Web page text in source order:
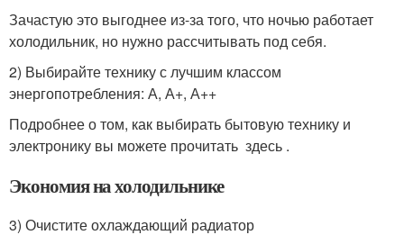
Зачастую это выгоднее из-за того, что ночью работает
холодильник, но нужно рассчитывать под себя.
2) Выбирайте технику с лучшим классом
энергопотребления: А, А+, А++
Подробнее о том, как выбирать бытовую технику и
электронику вы можете прочитать здесь .
Экономия на холодильнике
3) Очистите охлаждающий радиатор